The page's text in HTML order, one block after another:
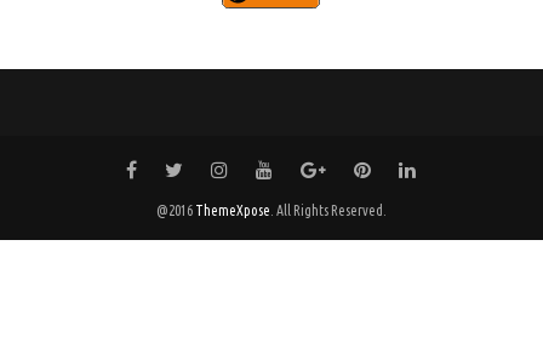
@2016 ThemeXpose . All Rights Reserved.